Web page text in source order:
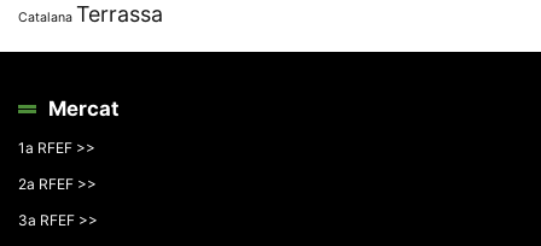
Catalana Terrassa
Mercat
1a RFEF >>
2a RFEF >>
3a RFEF >>